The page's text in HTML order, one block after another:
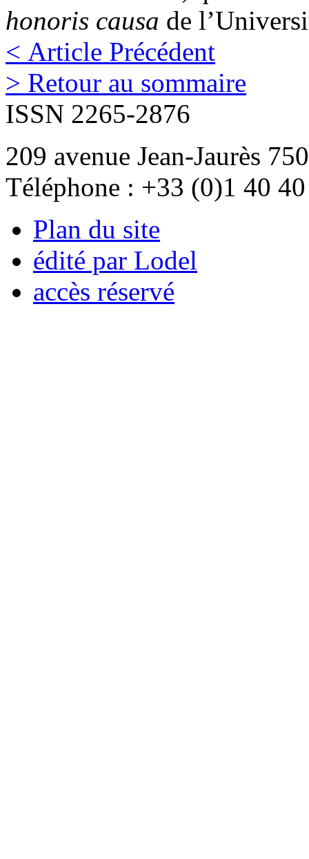
honoris causa de
< Article Précédent
> Retour au sommaire
ISSN 2265-2876
209 avenue Jean-Jaurès
Téléphone : +33 (0)1 40
Plan du site
édité par Lodel
accès réservé